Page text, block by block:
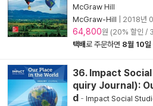
McGraw Hill
McGraw-Hill
2018년
64,800원 (20% 할인 /
택배로 주문하면 8월 10일
36. Impact
quiry Journal):
d - Impact Social